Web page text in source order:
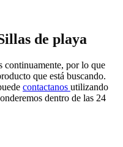
de playa
continuamente, por lo que
que está buscando.
contactanos utilizando
dentro de las 24